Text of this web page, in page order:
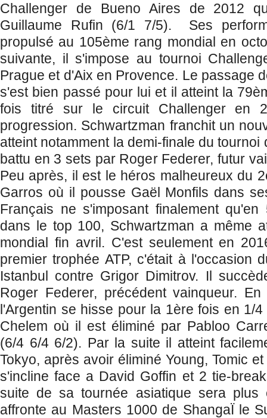
Challenger de Bueno Aires de 2012
Guillaume Rufin (6/1 7/5). Ses
propulsé au 105ème rang mondial en
suivante, il s'impose au tournoi
Prague et d'Aix en Provence. Le passage
s'est bien passé pour lui et il atteint la
fois titré sur le circuit Challenger en
progression. Schwartzman franchit un
atteint notamment la demi-finale du tournoi
battu en 3 sets par Roger Federer, futur
Peu après, il est le héros malheureux du
Garros où il pousse Gaël Monfils dans
Français ne s'imposant finalement
dans le top 100, Schwartzman a même
mondial fin avril. C'est seulement en
premier trophée ATP, c'était à l'occasion
Istanbul contre Grigor Dimitrov. Il
Roger Federer, précédent vainqueur.
l'Argentin se hisse pour la 1ère fois en 1/
Chelem où il est éliminé par Pabloo
(6/4 6/4 6/2). Par la suite il atteint
Tokyo, après avoir éliminé Young, Tomic
s'incline face a David Goffin et 2 tie-
suite de sa tournée asiatique sera plus
affronte au Masters 1000 de ShangaÏ le